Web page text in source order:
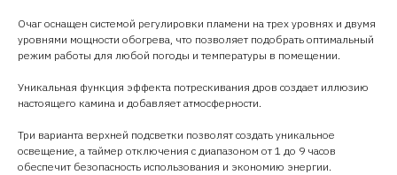
Очаг оснащен системой регулировки пламени на трех уровнях и двумя
уровнями мощности обогрева, что позволяет подобрать оптимальный
режим работы для любой погоды и температуры в помещении.
Уникальная функция эффекта потрескивания дров создает иллюзию
настоящего камина и добавляет атмосферности.
Три варианта верхней подсветки позволят создать уникальное
освещение, а таймер отключения с диапазоном от 1 до 9 часов
обеспечит безопасность использования и экономию энергии.